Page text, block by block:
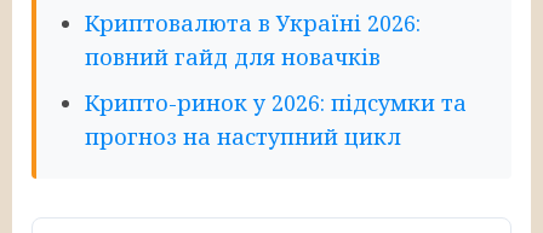
Криптовалюта в Україні 2026:
повний гайд для новачків
Крипто-ринок у 2026: підсумки та
прогноз на наступний цикл